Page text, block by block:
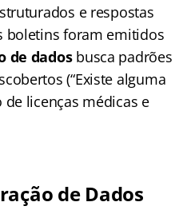
e respostas
boletins foram emitidos
de dadosbusca padrões
(“Existe alguma
licenças médicas e
de Dados